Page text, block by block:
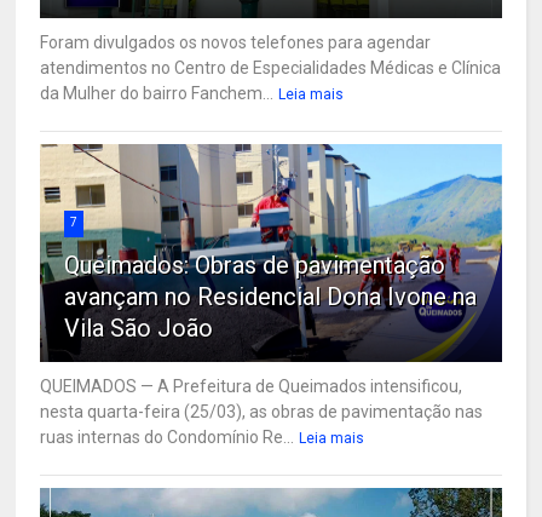
Foram divulgados os novos telefones para agendar
atendimentos no Centro de Especialidades Médicas e Clínica
da Mulher do bairro Fanchem...
Leia mais
7
Queimados: Obras de pavimentação
avançam no Residencial Dona Ivone na
Vila São João
QUEIMADOS — A Prefeitura de Queimados intensificou,
nesta quarta-feira (25/03), as obras de pavimentação nas
ruas internas do Condomínio Re...
Leia mais